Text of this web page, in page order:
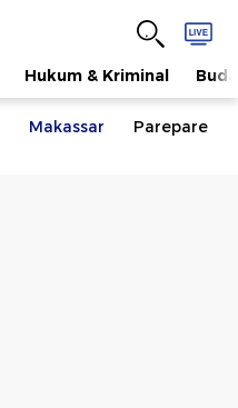
Hukum & Kriminal
Makassar Parepare